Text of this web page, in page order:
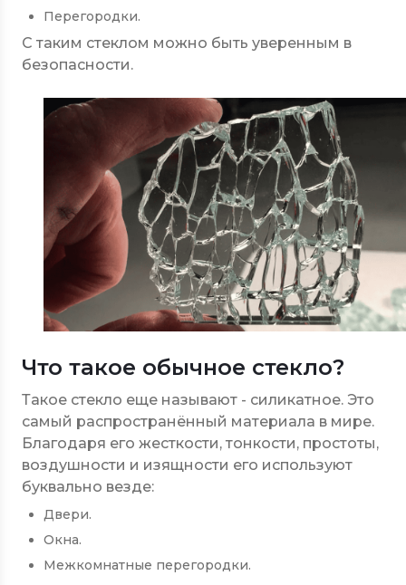
Перегородки.
С таким стеклом можно быть уверенным в
безопасности.
Что такое обычное стекло?
Такое стекло еще называют - силикатное. Это
самый распространённый материала в мире.
Благодаря его жесткости, тонкости, простоты,
воздушности и изящности его используют
буквально везде:
Двери.
Окна.
Межкомнатные перегородки.